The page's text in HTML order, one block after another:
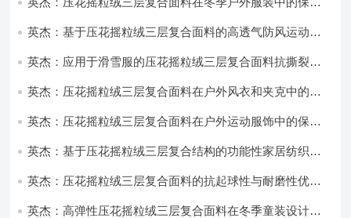
英杰：基于压花摇粒绒三层复合面料的高透气防风运动服
英杰：应用于滑雪服的压花摇粒绒三层复合面料抗撕裂与
英杰：压花摇粒绒三层复合面料在户外风衣和夹克中的应
英杰：压花摇粒绒三层复合面料在户外运动服饰中的保暖
英杰：基于压花摇粒绒三层复合结构的功能性家居纺织品
英杰：压花摇粒绒三层复合面料的抗起球性与耐磨性优化
英杰：高弹性压花摇粒绒三层复合面料在冬季童装设计中